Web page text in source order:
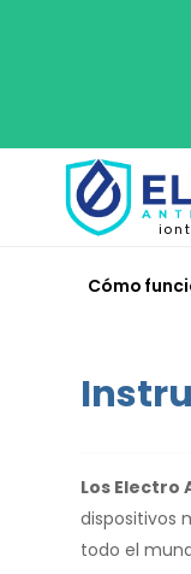
Cómo
Los
dispositivos
todo el